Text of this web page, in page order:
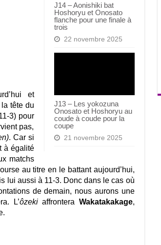
J14 – Aonishiki bat
Hoshoryu et Onosato
flanche pour une finale à
trois
22 novembre 2025
J13 – Les yokozuna
Onosato et Hoshoryu au
coude à coude pour la
coupe
21 novembre 2025
et
tête du
3) pour
pas,
. Car si
à égalité
matchs
au titre en le battant aujourd’hui,
lui aussi à 11-3. Donc dans le cas où
de demain, nous aurons une
L’ôzekiaffrontera Wakatakakage,